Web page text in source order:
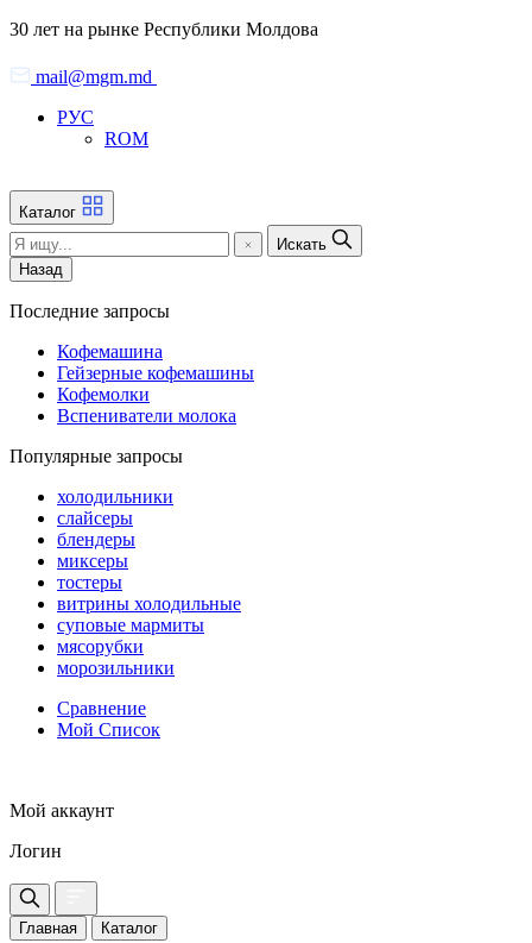
Skip
the
content
30 лет на рынке Республики Молдова
mail@mgm.md
РУС
ROM
Каталог
Искать
Назад
Последние запросы
Кофемашина
Гейзерные кофемашины
Кофемолки
Вспениватели молока
Популярные запросы
холодильники
слайсеры
блендеры
миксеры
тостеры
витрины холодильные
суповые мармиты
мясорубки
морозильники
Сравнение
Мой Список
Мой аккаунт
Логин
Главная Каталог